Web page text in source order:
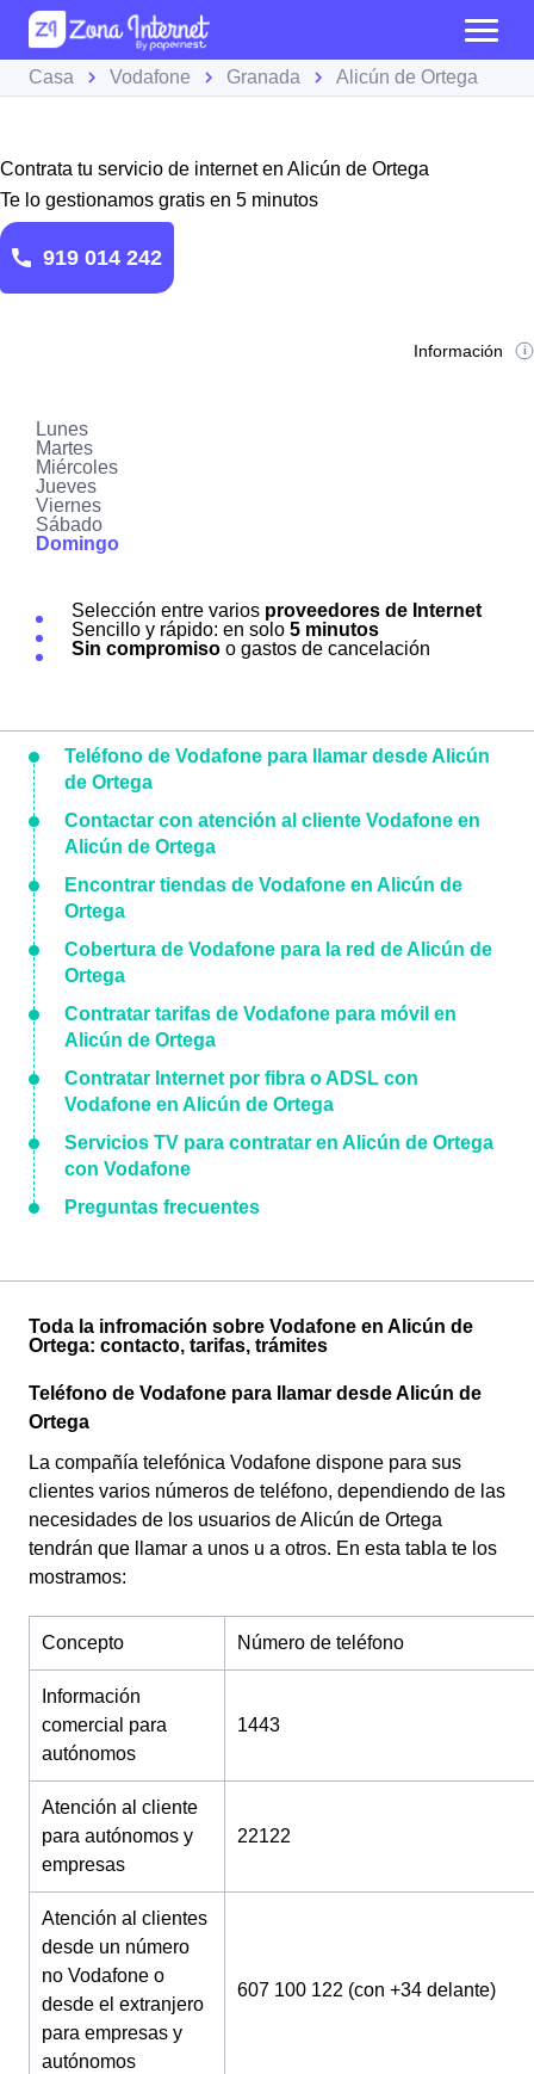
Casa Vodafone Granada Alicún de Ortega
Contrata tu servicio de internet en Alicún de Ortega
Te lo gestionamos gratis en 5 minutos
919 014 242
Información
Lunes
Martes
Miércoles
Jueves
Viernes
Sábado
Domingo
Selección entre varios proveedores de Internet
Sencillo y rápido: en solo 5 minutos
Sin compromiso o gastos de cancelación
Teléfono de Vodafone para llamar desde Alicún
de Ortega
Contactar con atención al cliente Vodafone en
Alicún de Ortega
Encontrar tiendas de Vodafone en Alicún de
Ortega
Cobertura de Vodafone para la red de Alicún de
Ortega
Contratar tarifas de Vodafone para móvil en
Alicún de Ortega
Contratar Internet por fibra o ADSL con
Vodafone en Alicún de Ortega
Servicios TV para contratar en Alicún de Ortega
con Vodafone
Preguntas frecuentes
Toda la infromación sobre Vodafone en Alicún de
Ortega: contacto, tarifas, trámites
Teléfono de Vodafone para llamar desde Alicún de
Ortega
La compañía telefónica Vodafone dispone para sus
clientes varios números de teléfono, dependiendo de las
necesidades de los usuarios de Alicún de Ortega
tendrán que llamar a unos u a otros. En esta tabla te los
mostramos:
Concepto Número de teléfono
Información
comercial para
autónomos
1443
Atención al cliente
para autónomos y
empresas
22122
Atención al clientes
desde un número
no Vodafone o
desde el extranjero
para empresas y
autónomos
607 100 122 (con +34 delante)